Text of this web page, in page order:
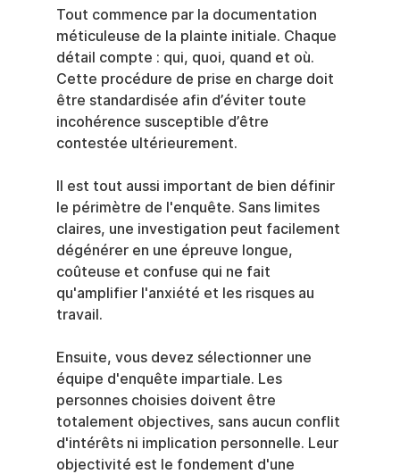
Tout commence par la documentation
méticuleuse de la plainte initiale. Chaque
détail compte : qui, quoi, quand et où.
Cette procédure de prise en charge doit
être standardisée afin d’éviter toute
incohérence susceptible d’être
contestée ultérieurement.
Il est tout aussi important de bien définir
le périmètre de l'enquête. Sans limites
claires, une investigation peut facilement
dégénérer en une épreuve longue,
coûteuse et confuse qui ne fait
qu'amplifier l'anxiété et les risques au
travail.
Ensuite, vous devez sélectionner une
équipe d'enquête impartiale. Les
personnes choisies doivent être
totalement objectives, sans aucun conflit
d'intérêts ni implication personnelle. Leur
objectivité est le fondement d'une